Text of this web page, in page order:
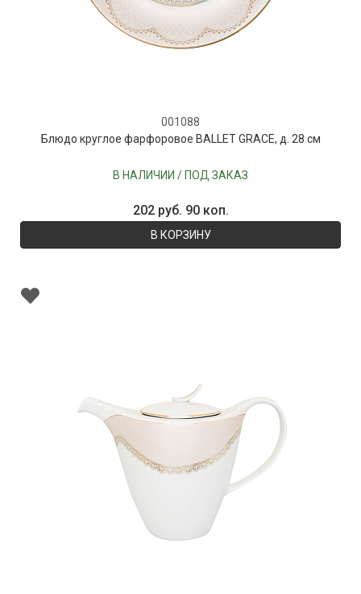
001088
Блюдо круглое фарфоровое BALLET GRACE, д. 28 см
В НАЛИЧИИ / ПОД ЗАКАЗ
202 руб. 90 коп.
В КОРЗИНУ